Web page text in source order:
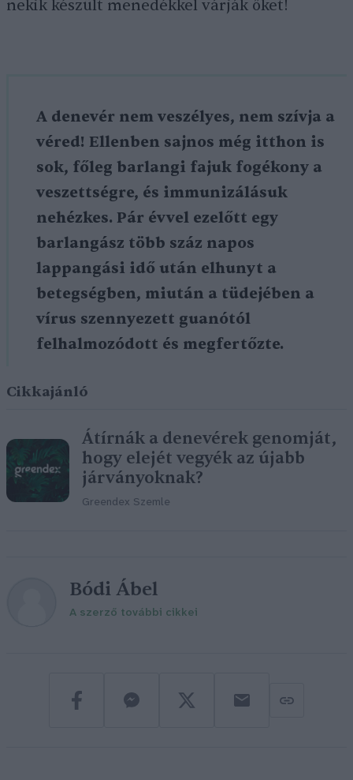
nekik készült menedékkel várják őket!
A denevér nem veszélyes, nem szívja a
véred! Ellenben sajnos még itthon is
sok, főleg barlangi fajuk fogékony a
veszettségre, és immunizálásuk
nehézkes. Pár évvel ezelőtt egy
barlangász több száz napos
lappangási idő után elhunyt a
betegségben, miután a tüdejében a
vírus szennyezett guanótól
felhalmozódott és megfertőzte.
Cikkajánló
Átírnák a denevérek genomját,
hogy elejét vegyék az újabb
járványoknak?
Greendex Szemle
Bódi Ábel
A szerző további cikkei